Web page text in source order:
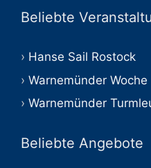
Beliebte
Hanse Sail Rostock
Warnemünder Woche
Warnemünder
Beliebte Angebote